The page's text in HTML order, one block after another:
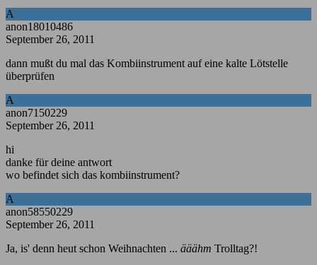
A
anon18010486
September 26, 2011
dann mußt du mal das Kombiinstrument auf eine kalte Lötstelle
überprüfen
A
anon7150229
September 26, 2011
hi
danke für deine antwort
wo befindet sich das kombiinstrument?
A
anon58550229
September 26, 2011
Ja, is' denn heut schon Weihnachten ... ääähm Trolltag?!